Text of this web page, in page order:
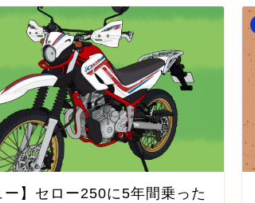
ー】セロー250に5年間乗った